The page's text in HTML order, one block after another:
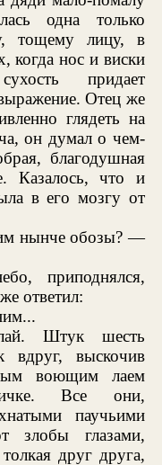
одна только
тощему лицу, в
когда нос и виски
придает
Отец же
глядеть на
он думал о чем-
благодушная
Казалось, что и
в его мозгу от
нынче обозы? —
приподнялся,
ответил:
Штук шесть
вдруг, выскочив
воющим лаем
Все они,
паучьими
глазами,
друг друга,